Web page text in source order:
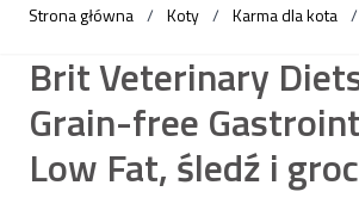
Strona główna / Koty / Karma dla kota /
Brit Veterinary
Grain-free
Low Fat, śledź i